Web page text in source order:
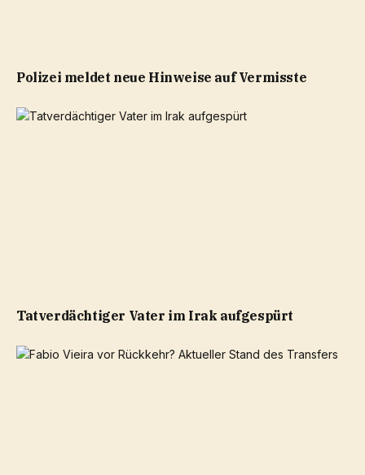
Polizei meldet neue Hinweise auf Vermisste
Tatverdächtiger Vater im Irak aufgespürt